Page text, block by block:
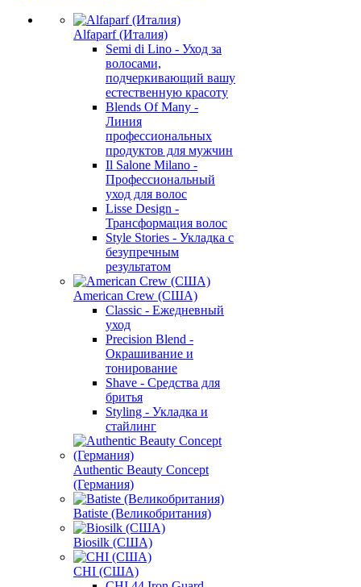
Alfaparf (Италия)
Semi di Lino - Уход за
волосами,
подчеркивающий вашу
естественную красоту
Blends Of Many -
Линия
профессиональных
продуктов для мужчин
Il Salone Milano -
Профессиональный
уход для волос
Lisse Design -
Трансформация волос
Style Stories - Укладка с
безупречным
результатом
American Crew (США)
Classic - Ежедневный
уход
Precision Blend -
Окрашивание и
тонирование
Shave - Средства для
бритья
Styling - Укладка и
стайлинг
Authentic Beauty Concept
(Германия)
Batiste (Великобритания)
Biosilk (США)
CHI (США)